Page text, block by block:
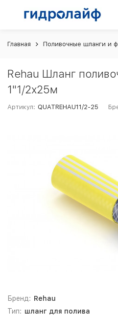
Главная Поливочные шланги и
Rehau Шланг
1"1/2х25м
Артикул: QUATREHAU11/2-25
Бренд: Rehau
Тип: шланг для полива